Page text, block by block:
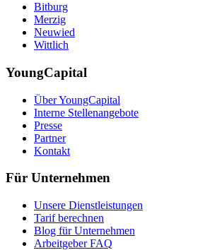
Bitburg
Merzig
Neuwied
Wittlich
YoungCapital
Über YoungCapital
Interne Stellenangebote
Presse
Partner
Kontakt
Für Unternehmen
Unsere Dienstleistungen
Tarif berechnen
Blog für Unternehmen
Arbeitgeber FAQ